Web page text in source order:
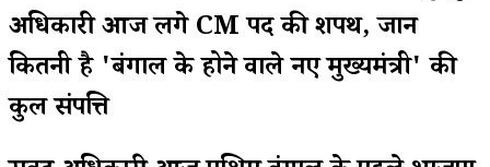
अधिकारी आज लेंगे CM पद की शपथ, जानें
कितनी है 'बंगाल के होने वाले नए मुख्यमंत्री' की
कुल संपत्ति